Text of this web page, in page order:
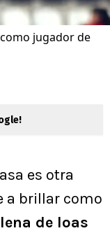
jugador de
es otra
a brillar como
de loas